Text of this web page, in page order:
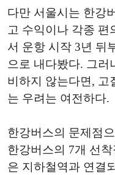
다만 서울시는 한강
고 수익이나 각종 편
서 운항 시작 3년 뒤
으로 내다봤다. 그러
비하지 않는다면, 고
는 우려는 여전하다.
한강버스의 문제점
한강버스의 7개 선착
은 지하철역과 연결